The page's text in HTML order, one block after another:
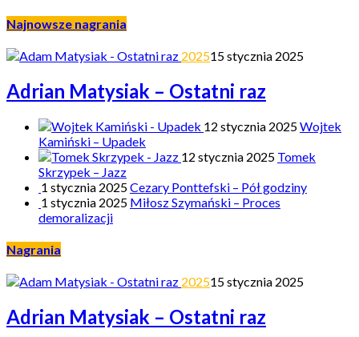
Najnowsze nagrania
202515 stycznia 2025
Adrian Matysiak – Ostatni raz
12 stycznia 2025Wojtek
Kamiński – Upadek
12 stycznia 2025 Tomek
Skrzypek – Jazz
1 stycznia 2025Cezary Ponttefski – Pół godziny
1 stycznia 2025 Miłosz Szymański – Proces
demoralizacji
Nagrania
202515 stycznia 2025
Adrian Matysiak – Ostatni raz